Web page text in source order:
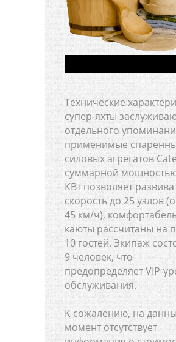
Технические
супер-яхты
отдельного
применимые
силовых агрегатов
суммарной
КВт позволяет
скорость до 25 узлов
45 км/ч),
каюты рассчитаны на
10 гостей. Экипаж
9 человек, что
предопределяет VIP-
обслуживания.
К сожалению, на
момент отсутствует